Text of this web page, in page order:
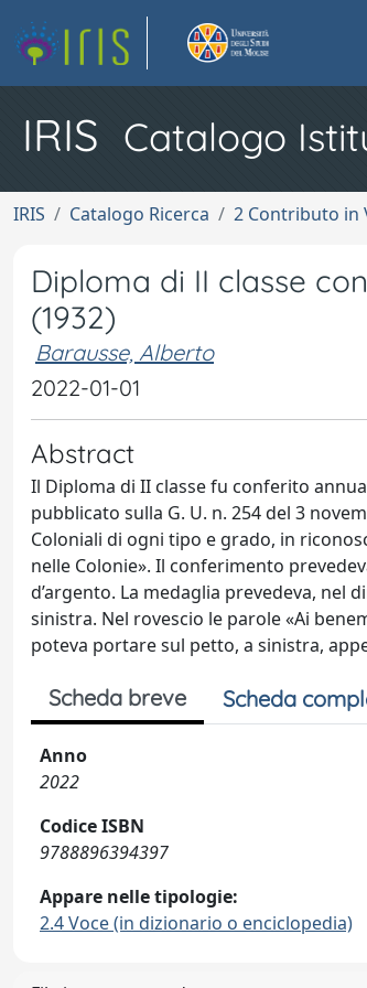
IRIS Catalogo
IRIS Catalogo Ricerca 2 Contributo in
Diploma di II classe
(1932)
Barausse, Alberto
2022-01-01
Abstract
Il Diploma di II classe fu conferito
pubblicato sulla G. U. n. 254 del 3
Coloniali di ogni tipo e grado, in
nelle Colonie». Il conferimento
d’argento. La medaglia prevedeva, nel
sinistra. Nel rovescio le parole «Ai
poteva portare sul petto, a sinistra,
Scheda breve Scheda
Anno
2022
Codice ISBN
9788896394397
Appare nelle tipologie:
2.4 Voce (in dizionario o enciclopedia)